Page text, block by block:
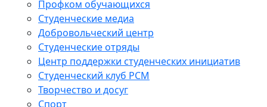
Профком обучающихся
Студенческие медиа
Добровольческий центр
Студенческие отряды
Центр поддержки студенческих инициатив
Студенческий клуб РСМ
Творчество и досуг
Спорт